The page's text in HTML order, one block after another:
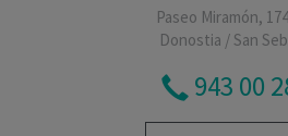
Paseo Miramón,
Donostia / San
943 00